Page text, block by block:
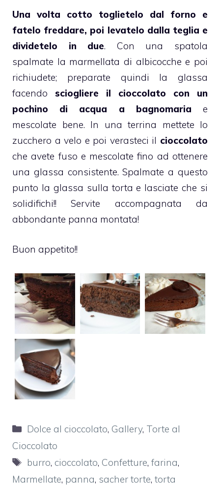
Una volta cotto toglietelo dal forno e
fatelo freddare, poi levatelo dalla teglia e
dividetelo in due. Con una spatola
spalmate la marmellata di albicocche e poi
richiudete; preparate quindi la glassa
facendo sciogliere il cioccolato con un
pochino di acqua a bagnomaria e
mescolate bene. In una terrina mettete lo
zucchero a velo e poi verasteci il cioccolato
che avete fuso e mescolate fino ad ottenere
una glassa consistente. Spalmate a questo
punto la glassa sulla torta e lasciate che si
solidifichi!! Servite accompagnata da
abbondante panna montata!
Buon appetito!!
Categorie
Dolce al cioccolato, Gallery, Torte al
Cioccolato
Tag
burro, cioccolato, Confetture,farina,
Marmellate, panna, sacher torte, torta